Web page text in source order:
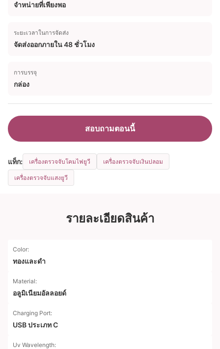
จําหน่ายที่เพียงพอ
ระยะเวลาในการจัดส่ง
จัดส่งออกภายใน 48 ชั่วโมง
การบรรจุ
กล่อง
สอบถามตอนนี้
แท็ก: เครื่องตรวจจับโคมไฟยูวี เครื่องตรวจจับเงินปลอม
เครื่องตรวจจับแสงยูวี
รายละเอียดสินค้า
Color:
ทองและดำ
Material:
อลูมิเนียมอัลลอยด์
Charging Port:
USB ประเภท C
Uv Wavelength: